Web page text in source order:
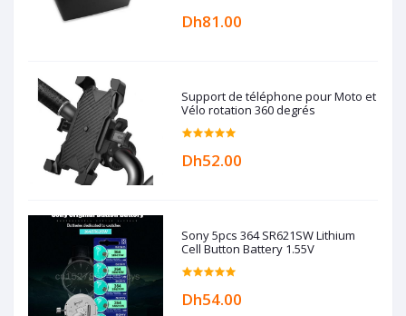
Dh81.00
Support de téléphone pour Moto et
Vélo rotation 360 degrés
Dh52.00
Sony 5pcs 364 SR621SW Lithium
Cell Button Battery 1.55V
Dh54.00